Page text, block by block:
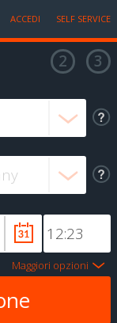
ACCEDI SELF SERVICE
Maggiori opzioni